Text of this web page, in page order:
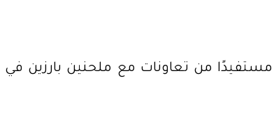
مستفيدًا من تعاونات مع ملحنين بارزين في